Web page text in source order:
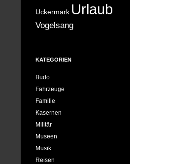
Uckermark Urlaub
Vogelsang
KATEGORIEN
Budo
Fahrzeuge
Familie
Kasernen
Militär
Museen
Musik
Reisen